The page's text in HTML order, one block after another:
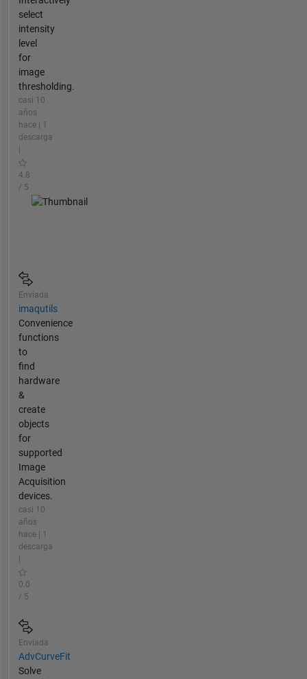
select
intensity
level
for
image
thresholding.
casi 10
años
hace | 1
descarga
4.8
/ 5
Enviada
imaqutils
Convenience
functions
to
find
hardware
&
create
objects
for
supported
Image
Acquisition
devices.
casi 10
años
hace | 1
descarga
0.0
/ 5
Enviada
AdvCurveFit
Solve